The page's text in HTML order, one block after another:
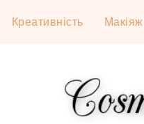
Креативність Макіяж